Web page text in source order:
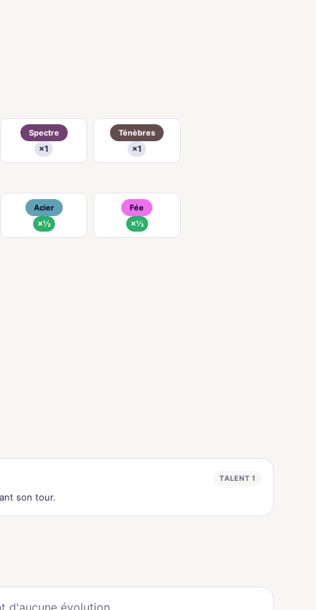
Spectre
×1
Ténèbres
×1
Acier
×½
Fée
×½
TALENT 1
son tour.
d'aucune évolution.